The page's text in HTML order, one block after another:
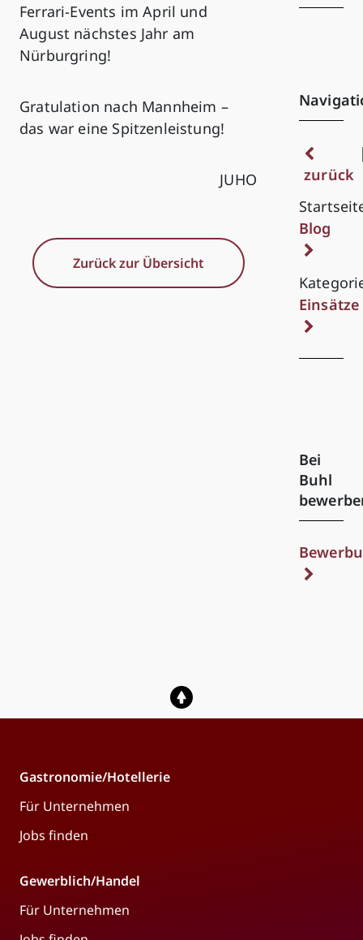
Ferrari-Events im April und
August nächstes Jahr am
Nürburgring!
Gratulation nach Mannheim –
das war eine Spitzenleistung!
JUHO
Zurück zur Übersicht
zurück
Blog
Einsätze
Bei
Buhl
Gastronomie/Hotellerie
Für Unternehmen
Jobs finden
Gewerblich/Handel
Für Unternehmen